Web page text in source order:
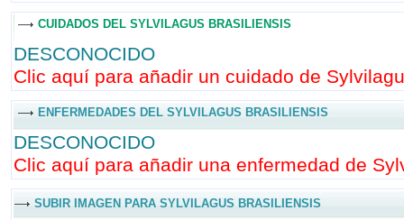
CUIDADOS DEL SYLVILAGUS BRASILIENSIS
DESCONOCIDO
Clic aquí para añadir un cuidado de
ENFERMEDADES DEL SYLVILAGUS BRASILIENSIS
DESCONOCIDO
Clic aquí para añadir una enfermedad de
SUBIR IMAGEN PARA SYLVILAGUS BRASILIENSIS